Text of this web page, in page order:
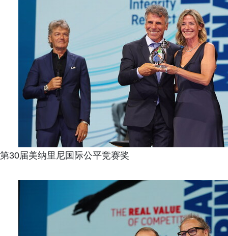
第30届美纳里尼国际公平竞赛奖